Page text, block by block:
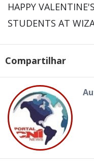
HAPPY
STUDENTS AT
Compartilhar